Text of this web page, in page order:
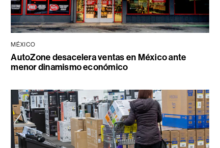
MÉXICO
AutoZone desacelera ventas en México ante
menor dinamismo económico